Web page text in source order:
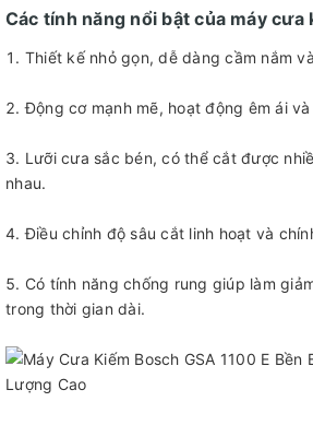
Các tính năng nổi bật của máy cưa
Thiết kế nhỏ gọn, dễ dàng cầm nắm
Động cơ mạnh mẽ, hoạt động êm ái
Lưỡi cưa sắc bén, có thể cắt được
nhau.
Điều chỉnh độ sâu cắt linh hoạt và
Có tính năng chống rung giúp làm
trong thời gian dài.